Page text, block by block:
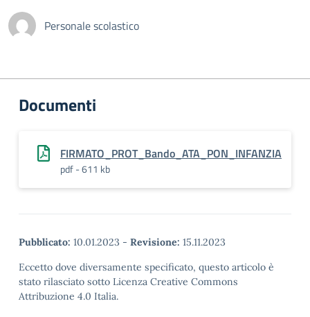
Personale scolastico
Documenti
FIRMATO_PROT_Bando_ATA_PON_INFANZIA
pdf - 611 kb
Pubblicato: 10.01.2023 - Revisione: 15.11.2023
Eccetto dove diversamente specificato, questo articolo è
stato rilasciato sotto Licenza Creative Commons
Attribuzione 4.0 Italia.